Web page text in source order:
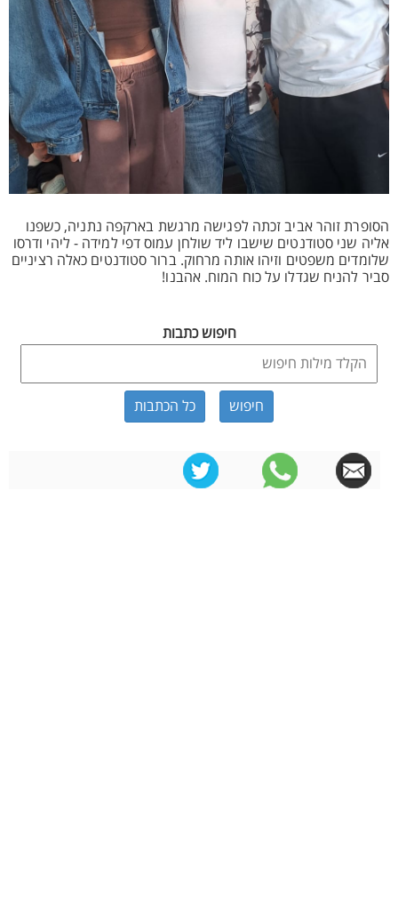
הסופרת זוהר אביב זכתה לפגישה מרגשת בארקפה נתניה, כשפנו
אליה שני סטודנטים שישבו ליד שולחן עמוס דפי למידה - ליהי ודרסו
שלומדים משפטים וזיהו אותה מרחוק. ברור סטודנטים כאלה רציניים
סביר להניח שגדלו על כוח המוח. אהבנו!
חיפוש כתבות
כל הכתבות